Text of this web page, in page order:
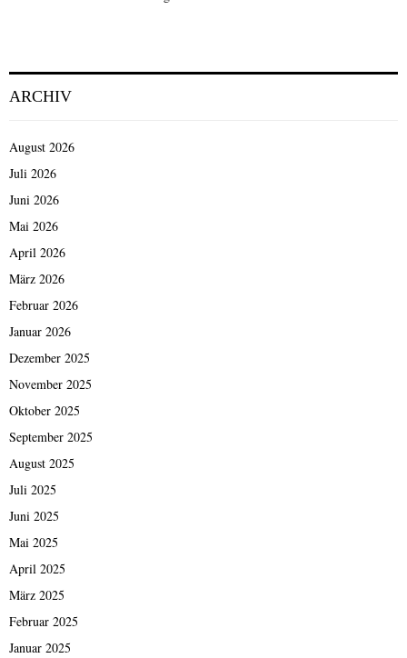
ARCHIV
August 2026
Juli 2026
Juni 2026
Mai 2026
April 2026
März 2026
Februar 2026
Januar 2026
Dezember 2025
November 2025
Oktober 2025
September 2025
August 2025
Juli 2025
Juni 2025
Mai 2025
April 2025
März 2025
Februar 2025
Januar 2025